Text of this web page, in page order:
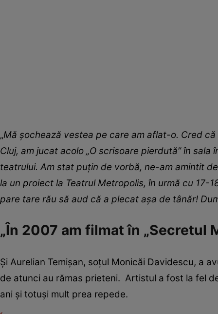
„Mă șochează vestea pe care am aflat-o. Cred
Cluj, am jucat acolo „O scrisoare pierdută” în sala
teatrului. Am stat puțin de vorbă, ne-am amintit
la un proiect la Teatrul Metropolis, în urmă cu 17-
pare tare rău să aud că a plecat așa de tânăr!
„În 2007 am filmat în „Secretul
Și Aurelian Temișan, soțul Monicăi Davidescu, a
de atunci au rămas prieteni. Artistul a fost la fel
ani și totuși mult prea repede.